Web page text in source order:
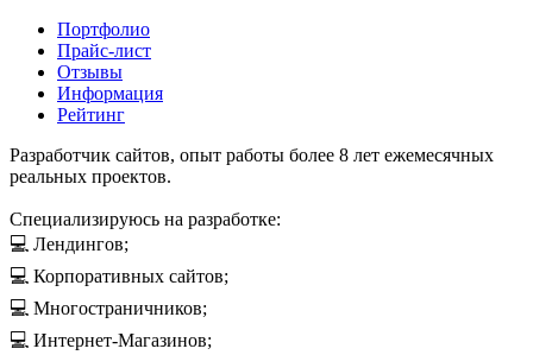
Портфолио
Прайс-лист
Отзывы
Информация
Рейтинг
Разработчик сайтов, опыт работы более 8 лет ежемесячных
реальных проектов.
Специализируюсь на разработке:
💻 Лендингов;
💻 Корпоративных сайтов;
💻 Многостраничников;
💻 Интернет-Магазинов;